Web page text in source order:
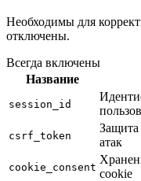
Необходимы для
отключены.
Всегда включены
Название
session_id
csrf_token
атак
cookie_consent cookie